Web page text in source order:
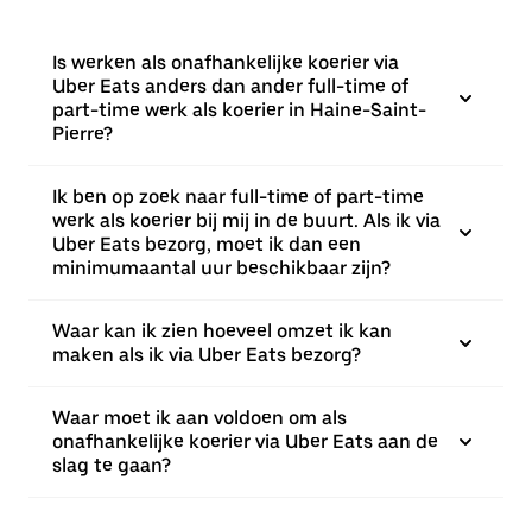
Is werken als onafhankelijke koerier via
Uber Eats anders dan ander full-time of
part-time werk als koerier in Haine-Saint-
Pierre?
Ik ben op zoek naar full-time of part-time
werk als koerier bij mij in de buurt. Als ik via
Uber Eats bezorg, moet ik dan een
minimumaantal uur beschikbaar zijn?
Waar kan ik zien hoeveel omzet ik kan
maken als ik via Uber Eats bezorg?
Waar moet ik aan voldoen om als
onafhankelijke koerier via Uber Eats aan de
slag te gaan?